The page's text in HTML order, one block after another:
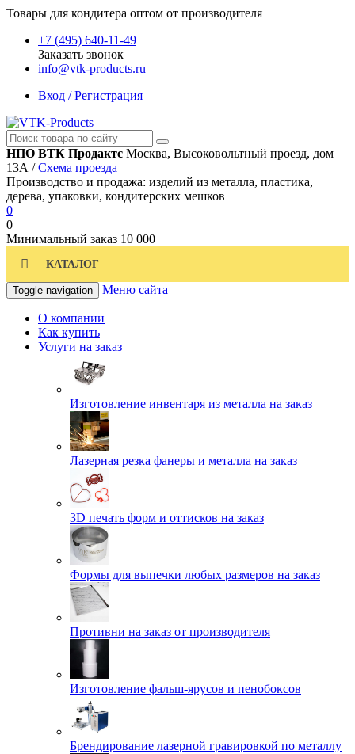
Товары для кондитера оптом от производителя
+7 (495) 640-11-49
Заказать звонок
info@vtk-products.ru
Вход / Регистрация
НПО ВТК Продактс Москва, Высоковольтный проезд, дом
13А /Схема проезда
Производство и продажа: изделий из металла, пластика,
дерева, упаковки, кондитерских мешков
0
0
Минимальный заказ 10 000
КАТАЛОГ
Toggle navigation Меню сайта
О компании
Как купить
Услуги на заказ
Изготовление инвентаря из металла на заказ
Лазерная резка фанеры и металла на заказ
3D печать форм и оттисков на заказ
Формы для выпечки любых размеров на заказ
Противни на заказ от производителя
Изготовление фальш-ярусов и пенобоксов
Брендирование лазерной гравировкой по металлу